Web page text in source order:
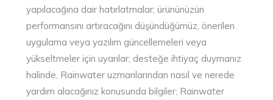
yapılacağına dair hatırlatmalar; ürününüzün
performansını artıracağını düşündüğümüz, önerilen
uygulama veya yazılım güncellemeleri veya
yükseltmeler için uyarılar; desteğe ihtiyaç duymanız
halinde, Rainwater uzmanlarından nasıl ve nerede
yardım alacağınız konusunda bilgiler; Rainwater